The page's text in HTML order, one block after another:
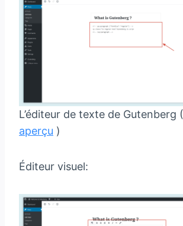
L’éditeur de texte de Gutenberg (
aperçu )
Éditeur visuel: